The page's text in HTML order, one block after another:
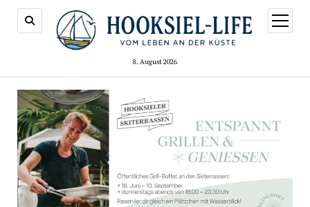
8. August 2026
Menü
öffnen